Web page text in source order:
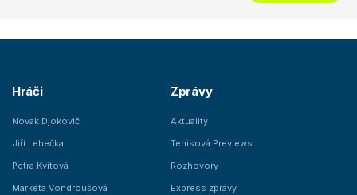
Hráči
Novak Djokovič
Jiří Lehečka
Petra Kvitová
Markéta Vondroušová
Zprávy
Aktuality
Tenisová Previews
Rozhovory
Express zprávy